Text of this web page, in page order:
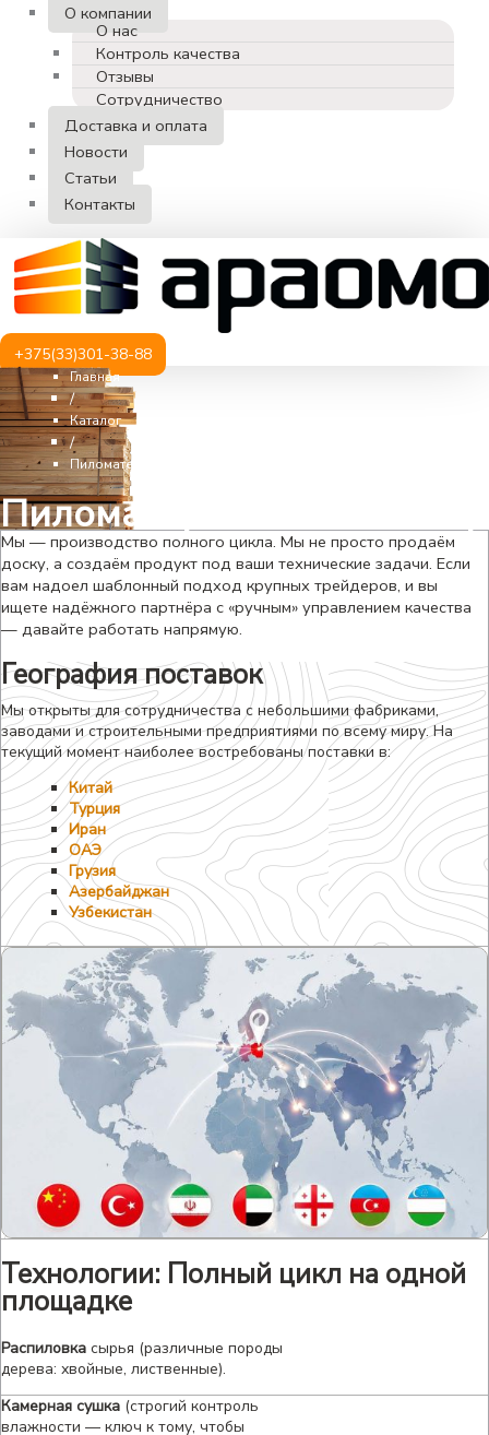
О компании
О нас
Контроль качества
Отзывы
Сотрудничество
Доставка и оплата
Новости
Статьи
Контакты
+375(33)301-38-88
Главная
/
Каталог
/
Пиломатериалы на экспорт
Пиломатериалы на
Мы — производство полного цикла. Мы не просто продаём
доску, а создаём продукт под ваши технические задачи. Если
вам надоел шаблонный подход крупных трейдеров, и вы
ищете надёжного партнёра с «ручным» управлением качества
— давайте работать напрямую.
География поставок
Мы открыты для сотрудничества с небольшими фабриками,
заводами и строительными предприятиями по всему миру. На
текущий момент наиболее востребованы поставки в:
Китай
Турция
Иран
ОАЭ
Грузия
Азербайджан
Узбекистан
Технологии: Полный цикл на одной
площадке
Распиловка сырья (различные породы
дерева: хвойные, лиственные).
Камерная сушка (строгий контроль
влажности — ключ к тому, чтобы